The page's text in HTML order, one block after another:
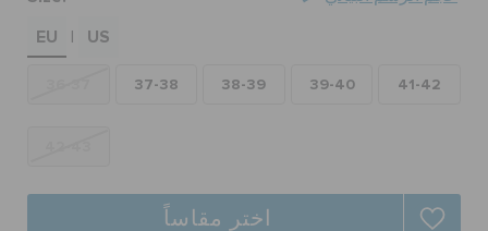
حالة الطلبية
EU
| US
37-38 38-39 39-40 41-42
اختر مقاساً